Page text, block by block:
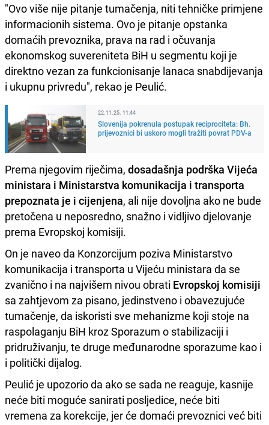
"Ovo više nije pitanje tumačenja, niti tehničke primjene
informacionih sistema. Ovo je pitanje opstanka
domaćih prevoznika, prava na rad i očuvanja
ekonomskog suvereniteta BiH u segmentu koji je
direktno vezan za funkcionisanje lanaca snabdijevanja
i ukupnu privredu", rekao je Peulić.
22.11.25. 11:44
Slovenija pokrenula postupak reciprociteta: Bh.
prijevoznici bi uskoro mogli tražiti povrat PDV-a
Prema njegovim riječima, dosadašnja podrška Vijeća
ministara i Ministarstva komunikacija i transporta
prepoznata je i cijenjena, ali nije dovoljna ako ne bude
pretočena u neposredno, snažno i vidljivo djelovanje
prema Evropskoj komisiji.
On je naveo da Konzorcijum poziva Ministarstvo
komunikacija i transporta u Vijeću ministara da se
zvanično i na najvišem nivou obrati Evropskoj komisiji
sa zahtjevom za pisano, jedinstveno i obavezujuće
tumačenje, da iskoristi sve mehanizme koji stoje na
raspolaganju BiH kroz Sporazum o stabilizaciji i
pridruživanju, te druge međunarodne sporazume kao i
i politički dijalog.
Peulić je upozorio da ako se sada ne reaguje, kasnije
neće biti moguće sanirati posljedice, neće biti
vremena za korekcije, jer će domaći prevoznici već biti